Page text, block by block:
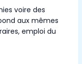
voire des
aux mêmes
emploi du